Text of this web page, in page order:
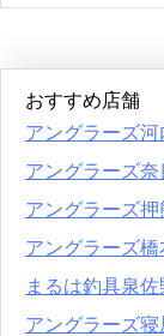
おすすめ店舗
アングラーズ
アングラーズ
アングラーズ押
アングラーズ橋
まるは釣具泉佐
アングラーズ寝